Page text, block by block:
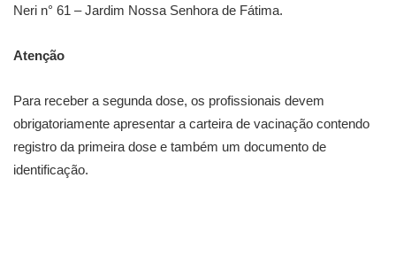
Neri n° 61 – Jardim Nossa Senhora de Fátima.
Atenção
Para receber a segunda dose, os profissionais devem
obrigatoriamente apresentar a carteira de vacinação contendo
registro da primeira dose e também um documento de
identificação.